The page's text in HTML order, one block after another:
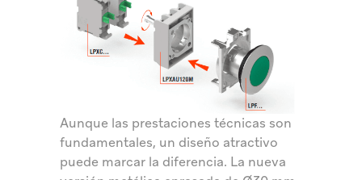
Aunque las prestaciones técnicas son
fundamentales, un diseño atractivo
puede marcar la diferencia. La nueva